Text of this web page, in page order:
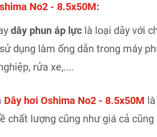
No2 - 8.5x50M:
dây phun áp lực là loại dây với
dụng làm ống dẫn trong máy
rửa xe,....
Dây hơi Oshima No2 - 8.5x50M
chất lượng cũng như giá cả